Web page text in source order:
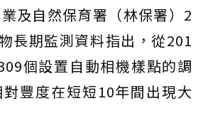
及自然保育署（林保署）2
長期監測資料指出，從201
個設置自動相機樣點的調
豐度在短短10年間出現大